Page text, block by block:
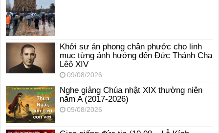
Khởi sự án phong chân phước cho linh
mục từng ảnh hưởng đến Đức Thánh Cha
Lêô XIV
09/08/2026
Nghe giảng Chúa nhật XIX thường niên
năm A (2017-2026)
09/08/2026